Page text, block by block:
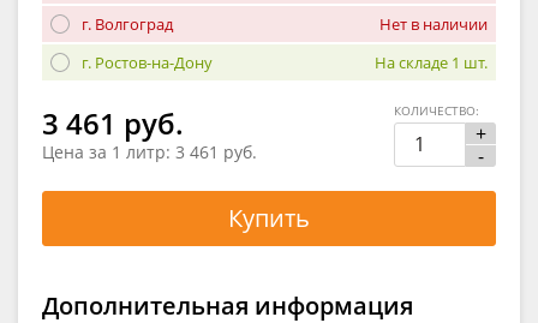
г. Волгоград
Нет в наличии
г. Ростов-на-Дону
На складе 1 шт.
3 461 руб.
Цена за 1 литр: 3 461 руб.
+
-
КОЛИЧЕСТВО:
Купить
Дополнительная информация